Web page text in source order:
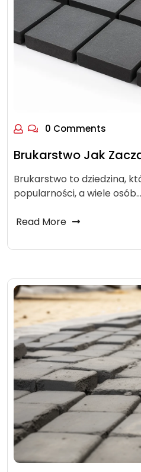
0 Comments
Brukarstwo Jak
Brukarstwo to dziedzina,
popularności, a wiele osób…
Read More